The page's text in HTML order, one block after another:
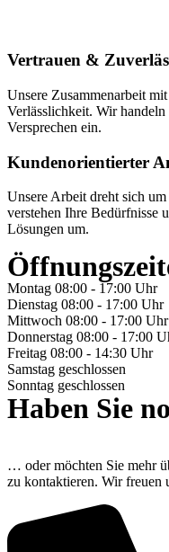
Vertrauen &
Unsere Zusammenarbeit
Verlässlichkeit. Wir handeln
Versprechen ein.
Kundenorientierter
Unsere Arbeit dreht sich
verstehen Ihre Bedürfnisse
Lösungen um.
Montag 08:00 - 17:00 Uhr
Dienstag 08:00 - 17:00 Uhr
Mittwoch 08:00 - 17:00 Uhr
Donnerstag 08:00 - 17:00
Freitag 08:00 - 14:30 Uhr
Samstag geschlossen
Sonntag geschlossen
Haben Sie
… oder möchten Sie mehr
zu kontaktieren. Wir freuen